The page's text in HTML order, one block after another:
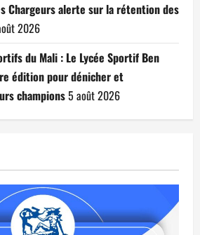
Chargeurs alerte sur la rétention des
2026
du Mali : Le Lycée Sportif Ben
édition pour dénicher et
champions5 août 2026